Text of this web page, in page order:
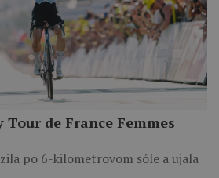
Tour de France Femmes
po 6-kilometrovom sóle a ujala